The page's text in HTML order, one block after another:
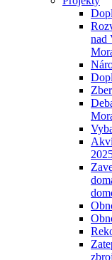
nad